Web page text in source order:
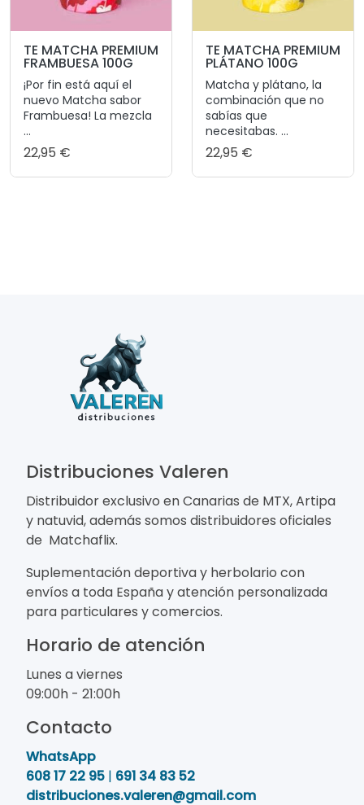
TE MATCHA PREMIUM
FRAMBUESA 100G
¡Por fin está aquí el
nuevo Matcha sabor
Frambuesa! La mezcla
...
22,95 €
TE MATCHA PREMIUM
PLÁTANO 100G
Matcha y plátano, la
combinación que no
sabías que
necesitabas. ...
22,95 €
Distribuciones Valeren
Distribuidor exclusivo en Canarias de MTX, Artipa
y natuvid, además somos distribuidores oficiales
de Matchaflix.
Suplementación deportiva y herbolario con
envíos a toda España y atención personalizada
para particulares y comercios.
Horario de atención
Lunes a viernes
09:00h - 21:00h
Contacto
WhatsApp
608 17 22 95 | 691 34 83 52
distribuciones.valeren@gmail.com